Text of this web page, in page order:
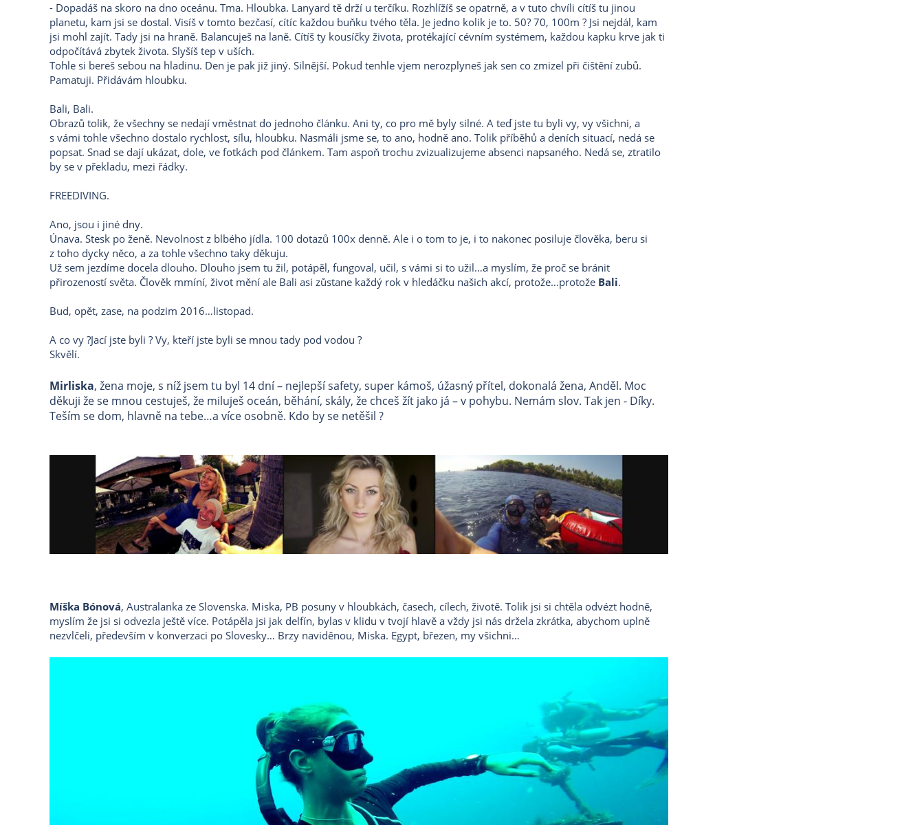
- Dopadáš na skoro na dno oceánu. Tma. Hloubka. Lanyard tě drží u terčíku. Rozhlížíš se opatrně, a v tuto chvíli cítíš tu jinou
planetu, kam jsi se dostal. Visíš v tomto bezčasí, cítíc každou buňku tvého těla. Je jedno kolik je to. 50? 70, 100m ? Jsi nejdál, kam
jsi mohl zajít. Tady jsi na hraně. Balancuješ na laně. Cítíš ty kousíčky života, protékající cévním systémem, každou kapku krve jak ti
odpočítává zbytek života. Slyšíš tep v uších.
Tohle si bereš sebou na hladinu. Den je pak již jiný. Silnější. Pokud tenhle vjem nerozplyneš jak sen co zmizel při čištění zubů.
Pamatuji. Přidávám hloubku.
Bali, Bali.
Obrazů tolik, že všechny se nedají vměstnat do jednoho článku. Ani ty, co pro mě byly silné. A teď jste tu byli vy, vy všichni, a
s vámi tohle všechno dostalo rychlost, sílu, hloubku. Nasmáli jsme se, to ano, hodně ano. Tolik příběhů a deních situací, nedá se
popsat. Snad se dají ukázat, dole, ve fotkách pod článkem. Tam aspoň trochu zvizualizujeme absenci napsaného. Nedá se, ztratilo
by se v překladu, mezi řádky.
FREEDIVING.
Ano, jsou i jiné dny.
Únava. Stesk po ženě. Nevolnost z blbého jídla. 100 dotazů 100x denně. Ale i o tom to je, i to nakonec posiluje člověka, beru si
z toho dycky něco, a za tohle všechno taky děkuju.
Už sem jezdíme docela dlouho. Dlouho jsem tu žil, potápěl, fungoval, učil, s vámi si to užil…a myslím, že proč se bránit
přirozeností světa. Člověk mmíní, život mění ale Bali asi zůstane každý rok v hledáčku našich akcí, protože…protože Bali.
Bud, opět, zase, na podzim 2016…listopad.
A co vy ?Jací jste byli ? Vy, kteří jste byli se mnou tady pod vodou ?
Skvělí.
Mirliska, žena moje, s níž jsem tu byl 14 dní – nejlepší safety, super kámoš, úžasný přítel, dokonalá žena, Anděl. Moc
děkuji že se mnou cestuješ, že miluješ oceán, běhání, skály, že chceš žít jako já – v pohybu. Nemám slov. Tak jen - Díky.
Teším se dom, hlavně na tebe…a více osobně. Kdo by se netěšil ?
Míška Bónová, Australanka ze Slovenska. Miska, PB posuny v hloubkách, časech, cílech, životě. Tolik jsi si chtěla odvézt hodně,
myslím že jsi si odvezla ještě více. Potápěla jsi jak delfín, bylas v klidu v tvojí hlavě a vždy jsi nás držela zkrátka, abychom uplně
nezvlčeli, především v konverzaci po Slovesky… Brzy naviděnou, Miska. Egypt, březen, my všichni…